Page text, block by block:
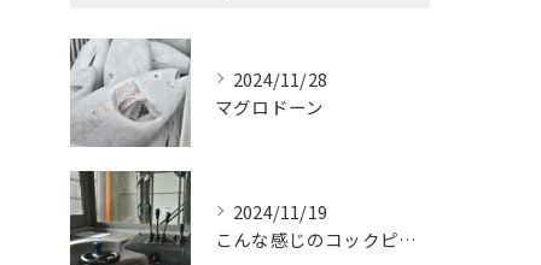
2024/11/28
マグロドーン
2024/11/19
こんな感じのコックピットはたまらないです